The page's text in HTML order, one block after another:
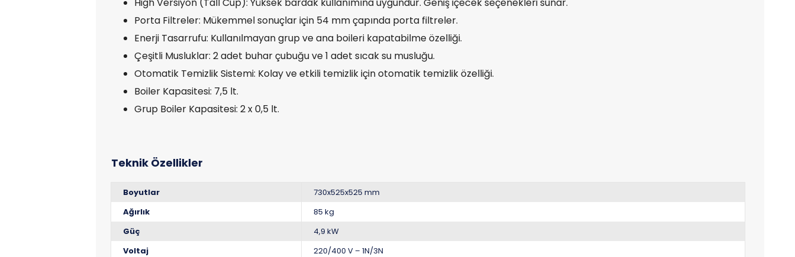
Porta Filtreler: Mükemmel sonuçlar için 54 mm çapında porta filtreler.
Enerji Tasarrufu: Kullanılmayan grup ve ana boileri kapatabilme özelliği.
Çeşitli Musluklar: 2 adet buhar çubuğu ve 1 adet sıcak su musluğu.
Otomatik Temizlik Sistemi: Kolay ve etkili temizlik için otomatik temizlik özelliği.
Boiler Kapasitesi: 7,5 lt.
Grup Boiler Kapasitesi: 2 x 0,5 lt.
Boyutlar
730x525x525 mm
Ağırlık
85 kg
Güç
4,9 kW
Voltaj
220/400 V – 1N/3N